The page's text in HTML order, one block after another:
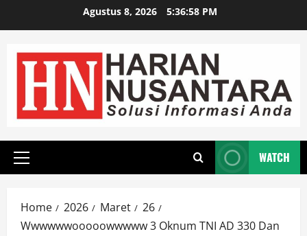
Agustus 8, 2026 5:37:00 PM
WATCH
Home 2026 Maret
26
Wwwwwwooooowwwww 3 Oknum TNI AD 330 Dan